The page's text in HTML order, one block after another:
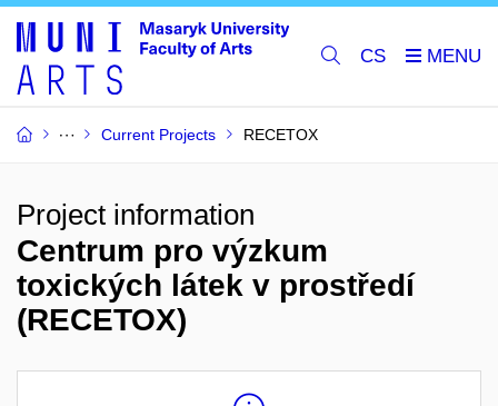
CS
Current Projects RECETOX
Project information
Centrum pro výzkum
toxických látek v prostředí
(RECETOX)